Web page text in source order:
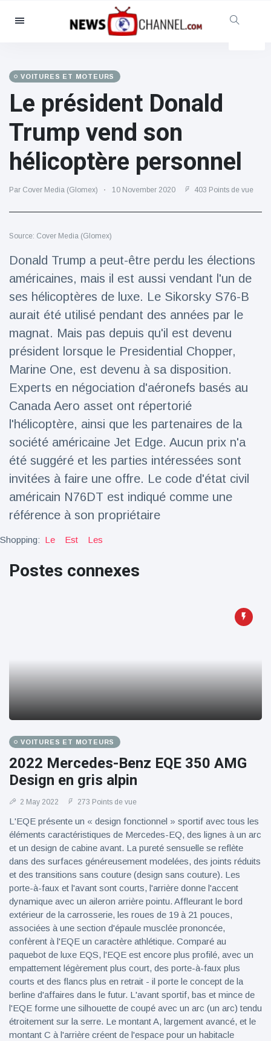
Catégories
Social et amusant
(155)
Cinéma et télévision
(81)
Célébrités
(13938)
Mode et beauté
(122)
Voitures et moteurs
(5997)
Nourriture et boissons
Mode de vie et divertissement
Voyage et aventure
Dernières nouvelles
2023 Citroën
ë-C3 Reveal
18 March
Points de vue
Ferrari SP-8 -
Le Roadster
dérivé de la
F8 Spider est
le dernier
One-Off de
18 March
22
Points de vue
Lotus dévoile
Emeya, sa
Hyper-GT
Points de vue
VOITURES ET MOTEURS
Le président Donald
Trump vend son
hélicoptère personnel
Par Cover Media (Glomex) 10 November 2020 403 Points de vue
Source: Cover Media (Glomex)
Donald Trump a peut-être perdu les élections
américaines, mais il est aussi vendant l'un de
ses hélicoptères de luxe. Le Sikorsky S76-B
aurait été utilisé pendant des années par le
magnat. Mais pas depuis qu'il est devenu
président lorsque le Presidential Chopper,
Marine One, est devenu à sa disposition.
Experts en négociation d'aéronefs basés au
Canada Aero asset ont répertorié
l'hélicoptère, ainsi que les partenaires de la
société américaine Jet Edge. Aucun prix n'a
été suggéré et les parties intéressées sont
invitées à faire une offre. Le code d'état civil
américain N76DT est indiqué comme une
référence à son propriétaire
Shopping: Le Est Les
Postes connexes
VOITURES ET MOTEURS
2022 Mercedes-Benz EQE 350 AMG
Design en gris alpin
2 May 2022 273 Points de vue
L'EQE présente un « design fonctionnel » sportif avec tous les
éléments caractéristiques de Mercedes-EQ, des lignes à un arc
et un design de cabine avant. La pureté sensuelle se reflète
dans des surfaces généreusement modelées, des joints réduits
et des transitions sans couture (design sans couture). Les
porte-à-faux et l'avant sont courts, l'arrière donne l'accent
dynamique avec un aileron arrière pointu. Affleurant le bord
extérieur de la carrosserie, les roues de 19 à 21 pouces,
associées à une section d'épaule musclée prononcée,
confèrent à l'EQE un caractère athlétique. Comparé au
paquebot de luxe EQS, l'EQE est encore plus profilé, avec un
empattement légèrement plus court, des porte-à-faux plus
courts et des flancs plus en retrait - il porte le concept de la
berline d'affaires dans le futur. L'avant sportif, bas et mince de
l'EQE forme une silhouette de coupé avec un arc (un arc) tendu
étroitement sur la serre. Le montant A, largement avancé, et le
montant C à l'arrière créent de l'espace pour un habitacle